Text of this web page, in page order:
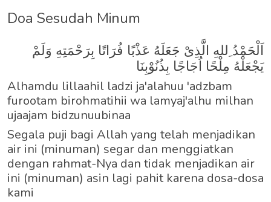
Doa Sesudah Minum
اَلْحَمْدُ ِللهِ الَّذِىْ جَعَلَهُ عَذْبًا فُرَاتًا بِرَحْمَتِهِ وَلَمْ
يَجْعَلْهُ مِلْحًا اُجَاجًا بِذُنُوْبِنَا
Alhamdu lillaahil ladzi ja'alahuu 'adzbam
furootam birohmatihii wa lamyaj'alhu milhan
ujaajam bidzunuubinaa
Segala puji bagi Allah yang telah menjadikan
air ini (minuman) segar dan menggiatkan
dengan rahmat-Nya dan tidak menjadikan air
ini (minuman) asin lagi pahit karena dosa-dosa
kami